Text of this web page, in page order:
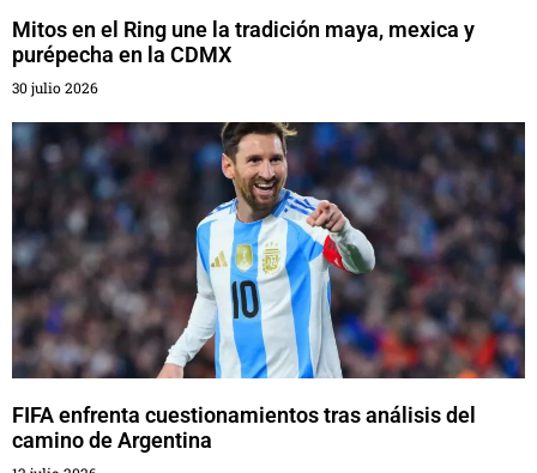
Mitos en el Ring une la tradición maya, mexica y
purépecha en la CDMX
30 julio 2026
FIFA enfrenta cuestionamientos tras análisis del
camino de Argentina